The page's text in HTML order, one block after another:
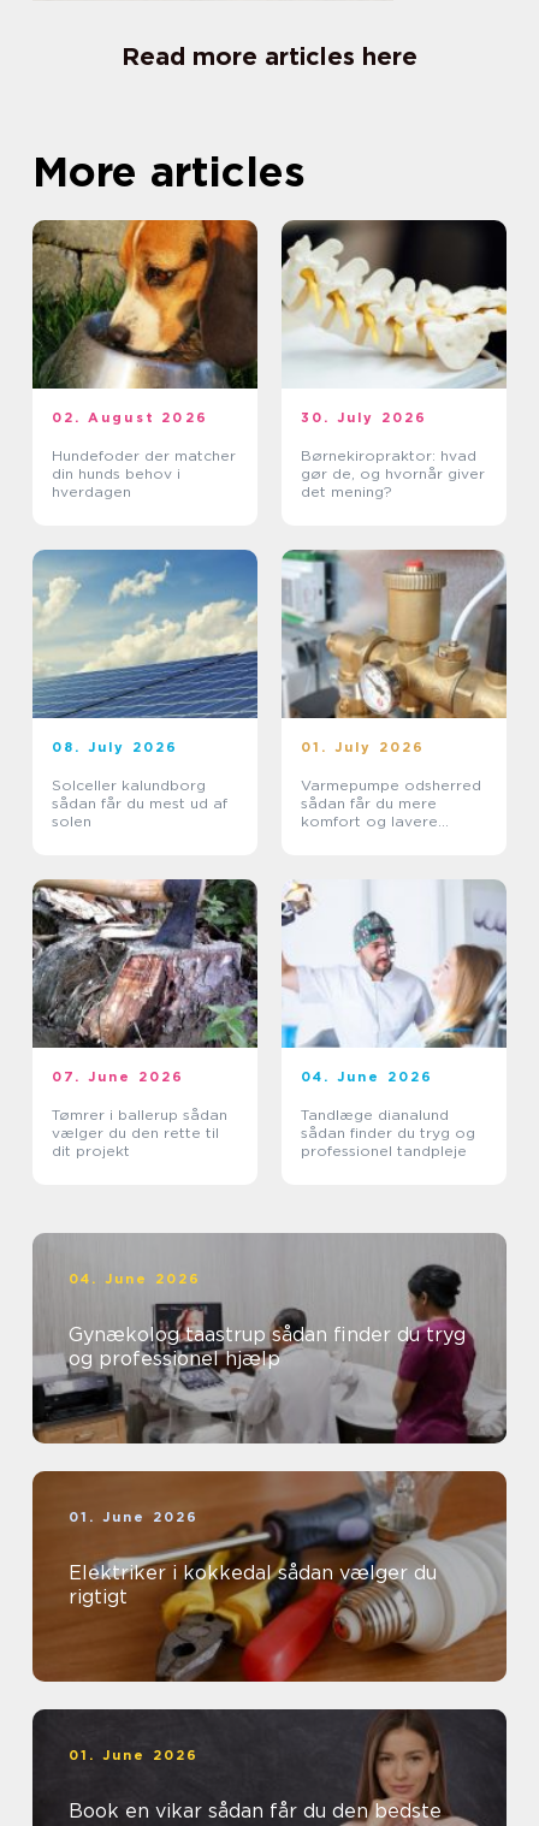
Read more articles here
More articles
02. August 2026
Hundefoder der matcher
din hunds behov i
hverdagen
30. July 2026
Børnekiropraktor: hvad
gør de, og hvornår giver
det mening?
08. July 2026
Solceller kalundborg
sådan får du mest ud af
solen
01. July 2026
Varmepumpe odsherred
sådan får du mere
komfort og lavere
07. June 2026
Tømrer i ballerup sådan
vælger du den rette til
dit projekt
04. June 2026
Tandlæge dianalund
sådan finder du tryg og
professionel tandpleje
04. June 2026
Gynækolog taastrup sådan finder du tryg
og professionel hjælp
01. June 2026
Elektriker i kokkedal sådan vælger du
rigtigt
01. June 2026
Book en vikar sådan får du den bedste